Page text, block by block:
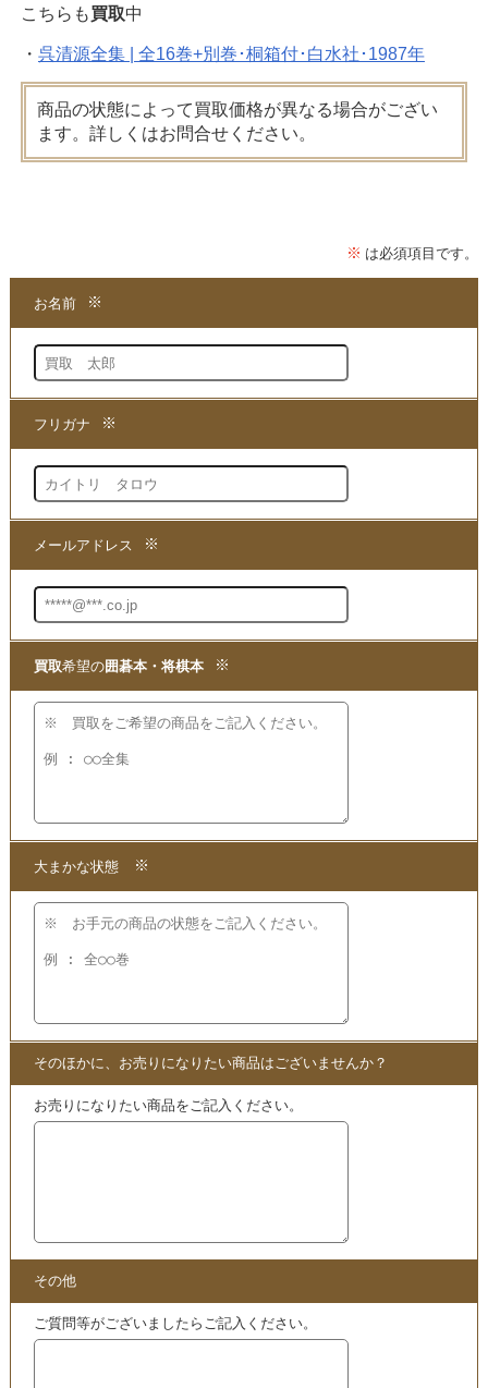
こちらも買取中
・ 呉清源全集 | 全16巻+別巻･桐箱付･白水社･1987年
商品の状態によって買取価格が異なる場合がござい
ます。詳しくはお問合せください。